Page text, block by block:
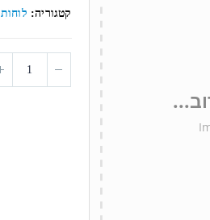
5
קטגוריה: